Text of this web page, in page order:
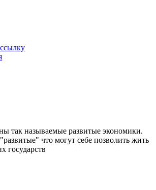
так называемые развитые экономики.
что могут себе позволить жить
государств